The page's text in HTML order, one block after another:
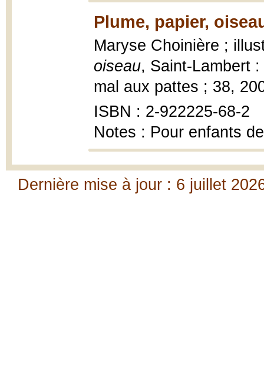
Plume, papier,
Maryse Choinière ;
oiseau, Saint-Lambert
mal aux pattes ; 38,
ISBN : 2-922225-68-2
Notes : Pour enfants
Dernière mise à jour : 6 juillet